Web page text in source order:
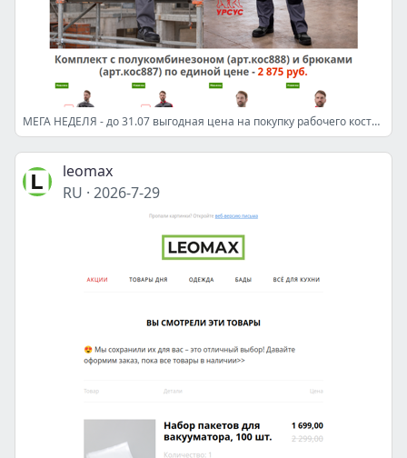
МЕГА НЕДЕЛЯ - до 31.07 выгодная цена на покупку рабочего костюма "Мега"
leomax
RU · 2026-7-29